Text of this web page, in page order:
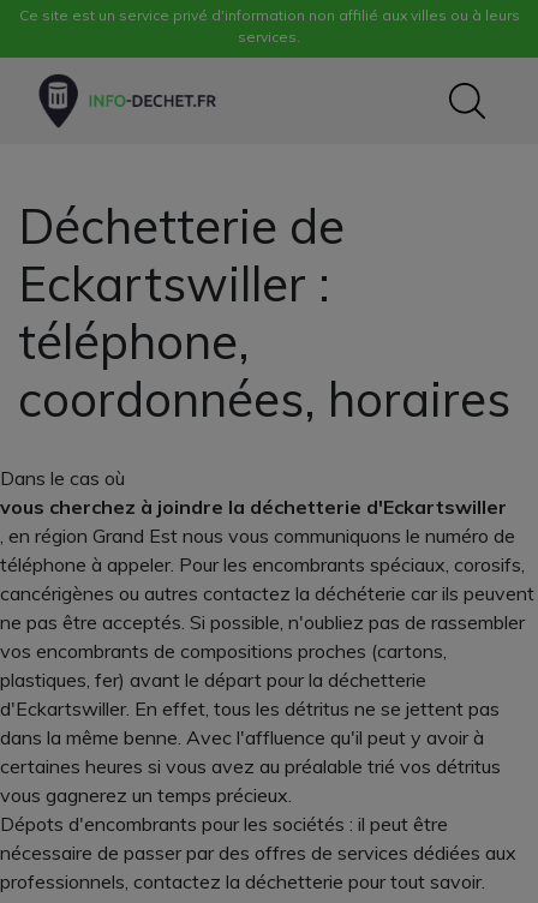
Ce site est un service privé d'information non affilié aux villes ou à leurs
services.
Déchetterie de
Eckartswiller :
téléphone,
coordonnées, horaires
Dans le cas où
vous cherchez à joindre la déchetterie d'Eckartswiller
, en région Grand Est nous vous communiquons le numéro de
téléphone à appeler. Pour les encombrants spéciaux, corosifs,
cancérigènes ou autres contactez la déchéterie car ils peuvent
ne pas être acceptés. Si possible, n'oubliez pas de rassembler
vos encombrants de compositions proches (cartons,
plastiques, fer) avant le départ pour la déchetterie
d'Eckartswiller. En effet, tous les détritus ne se jettent pas
dans la même benne. Avec l'affluence qu'il peut y avoir à
certaines heures si vous avez au préalable trié vos détritus
vous gagnerez un temps précieux.
Dépots d'encombrants pour les sociétés : il peut être
nécessaire de passer par des offres de services dédiées aux
professionnels, contactez la déchetterie pour tout savoir.